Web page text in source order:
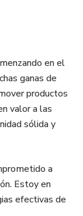
y vínculos
en el
ganas de
productos
valor a las
sólida y
a
Estoy en
efectivas de